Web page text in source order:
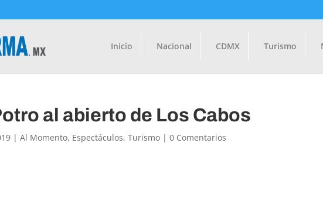
Inicio Nacional CDMX Turismo
al abierto de Los Cabos
|Al Momento, Espectáculos,Turismo |0 Comentarios